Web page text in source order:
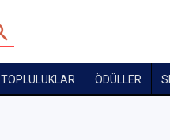
TOPLULUKLAR ÖDÜLLER